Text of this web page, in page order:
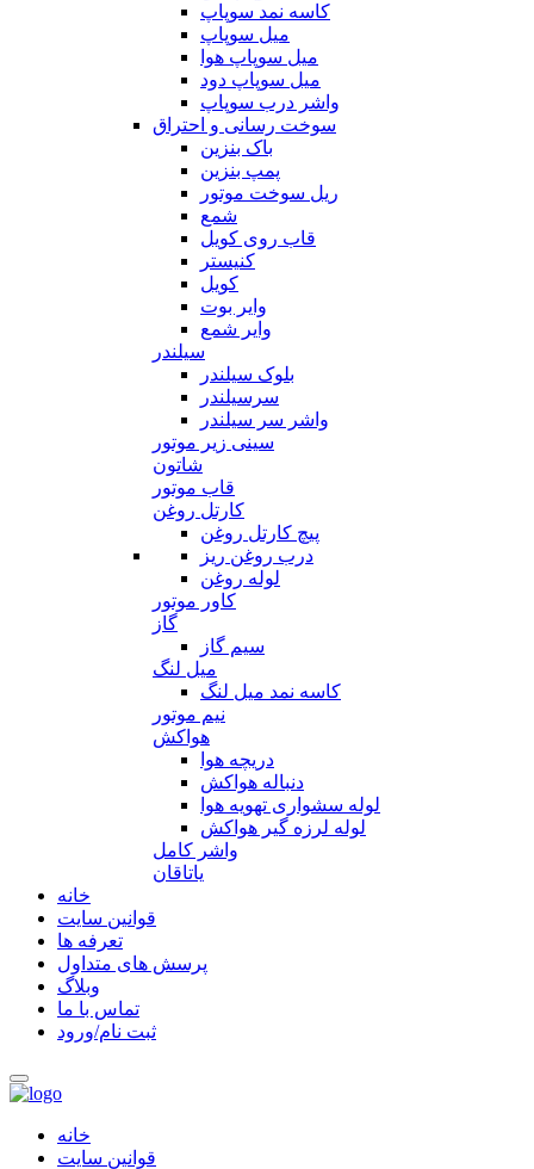
کاسه نمد سوپاپ
میل سوپاپ
میل سوپاپ هوا
میل سوپاپ دود
واشر درب سوپاپ
سوخت رسانی و احتراق
باک بنزین
پمپ بنزین
ریل سوخت موتور
شمع
قاب روی کویل
کنیستر
کویل
وایر بوت
وایر شمع
سیلندر
بلوک سیلندر
سرسیلندر
واشر سر سیلندر
سینی زیر موتور
شاتون
قاب موتور
کارتل روغن
پیچ کارتل روغن
درب روغن ریز
لوله روغن
کاور موتور
گاز
سیم گاز
میل لنگ
کاسه نمد میل لنگ
نیم موتور
هواکش
دریچه هوا
دنباله هواکش
لوله سشواری تهویه هوا
لوله لرزه گیر هواکش
واشر کامل
یاتاقان
خانه
قوانین سایت
تعرفه ها
پرسش های متداول
وبلاگ
تماس با ما
ثبت نام/ورود
خانه
قوانین سایت